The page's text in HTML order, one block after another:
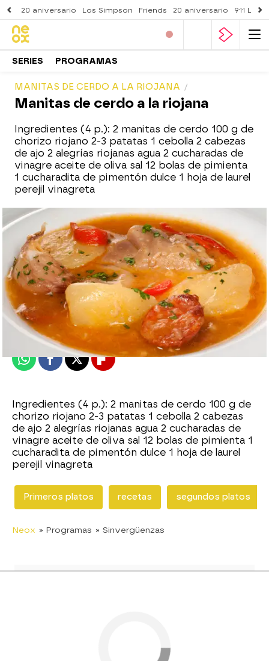
20 aniversario Los Simpson Friends 20 aniversario 911
SERIES PROGRAMAS
MANITAS DE CERDO A LA RIOJANA
Manitas de cerdo a la riojana
Ingredientes (4 p.): 2 manitas de cerdo 100 g de
chorizo riojano 2-3 patatas 1 cebolla 2 cabezas
de ajo 2 alegrías riojanas agua 2 cucharadas de
vinagre aceite de oliva sal 12 bolas de pimienta
1 cucharadita de pimentón dulce 1 hoja de laurel
perejil vinagreta
neox
Publicado: 20 de enero de 2015, 12:37
WhatsappFacebook
X Flipboard
Ingredientes (4 p.): 2 manitas de cerdo 100 g de
chorizo riojano 2-3 patatas 1 cebolla 2 cabezas
de ajo 2 alegrías riojanas agua 2 cucharadas de
vinagre aceite de oliva sal 12 bolas de pimienta 1
cucharadita de pimentón dulce 1 hoja de laurel
perejil vinagreta
Primeros platos recetas segundos platos
Neox » Programas » Sinvergüenzas